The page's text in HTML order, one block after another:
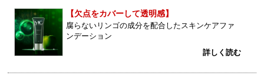
【欠点をカバーして透明感】
腐らないリンゴの成分を配合したスキンケアファ
ンデーション
詳しく読む